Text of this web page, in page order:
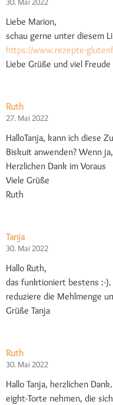
Liebe Marion,
schau gerne unter diesem
https://www.rezepte-
Liebe Grüße und viel
Ruth
27. Mai 2022
HalloTanja, kann ich diese
Biskuit anwenden? Wenn
Herzlichen Dank im Voraus
Viele Grüße
Ruth
Tanja
30. Mai 2022
Hallo Ruth,
das funktioniert bestens :-
reduziere die Mehlmenge
Grüße Tanja
Ruth
30. Mai 2022
Hallo Tanja, herzlichen
eight-Torte nehmen, die